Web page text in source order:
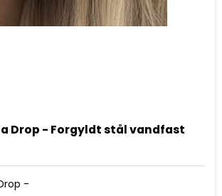
Drop - Forgyldt stål vandfast
-